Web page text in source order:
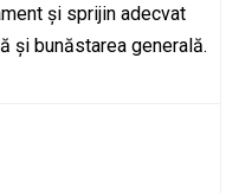
și sprijin adecvat
și bunăstarea generală.